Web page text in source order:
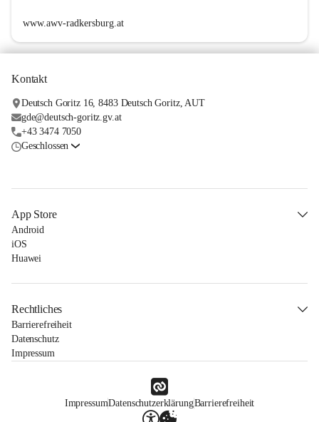
www.awv-radkersburg.at
Kontakt
Deutsch Goritz 16, 8483 Deutsch Goritz, AUT
gde@deutsch-goritz.gv.at
+43 3474 7050
Geschlossen
App Store
Android
iOS
Huawei
Rechtliches
Barrierefreiheit
Datenschutz
Impressum
ImpressumDatenschutzerklärungBarrierefreiheit